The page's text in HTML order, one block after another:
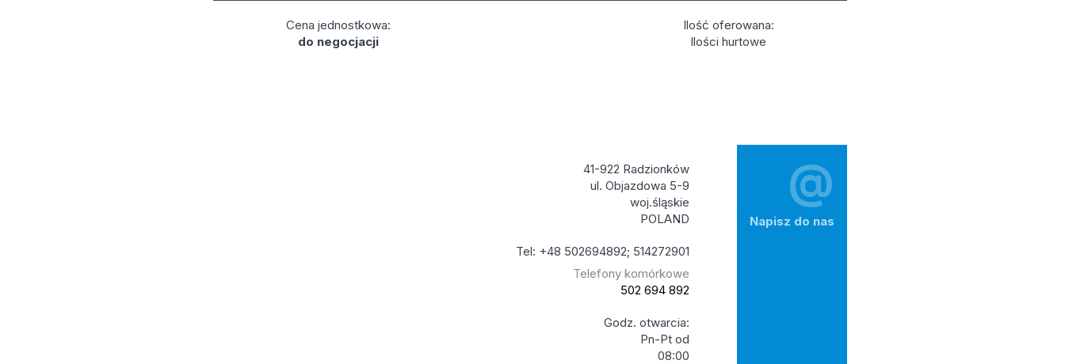
Cena jednostkowa:
do negocjacji
Ilość oferowana:
Ilości hurtowe
41-922 Radzionków
ul. Objazdowa 5-9
woj.śląskie
POLAND
Tel: +48 502694892; 514272901
Telefony komórkowe
502 694 892
Godz. otwarcia:
Pn-Pt od
08:00
@
Napisz do nas